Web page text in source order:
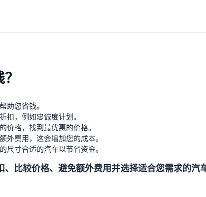
助您省钱。
扣，例如忠诚度计划。
价格，找到最优惠的价格。
外费用，这会增加您的成本。
尺寸合适的汽车以节省资金。
比较价格、避免额外费用并选择适合您需求的汽